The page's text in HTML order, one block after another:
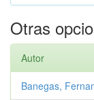
Otras
Autor
Banegas,